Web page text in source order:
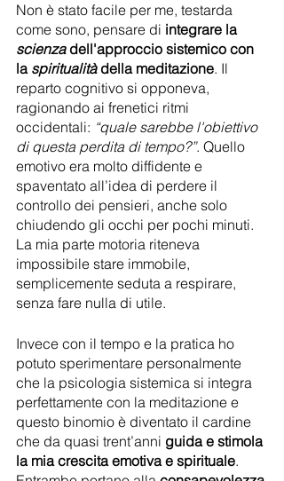
Non è stato facile per me, testarda
come sono, pensare di integrare la
scienza dell'approccio sistemico con
la spiritualità della meditazione. Il
reparto cognitivo si opponeva,
ragionando ai frenetici ritmi
occidentali: “quale sarebbe l'obiettivo
di questa perdita di tempo?”. Quello
emotivo era molto diffidente e
spaventato all’idea di perdere il
controllo dei pensieri, anche solo
chiudendo gli occhi per pochi minuti.
La mia parte motoria riteneva
impossibile stare immobile,
semplicemente seduta a respirare,
senza fare nulla di utile.
Invece con il tempo e la pratica ho
potuto sperimentare personalmente
che la psicologia sistemica si integra
perfettamente con la meditazione e
questo binomio è diventato il cardine
che da quasi trent’anni guida e stimola
la mia crescita emotiva e spirituale.